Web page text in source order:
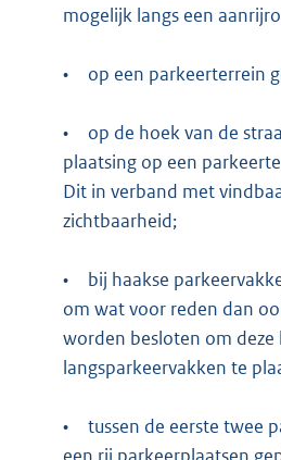
mogelijk langs een
• op een parkeerterrein
•
op de hoek van de
plaatsing op een
Dit in verband met
zichtbaarheid;
•
bij haakse
om wat voor reden dan
worden besloten om deze
langsparkeervakken te
•
tussen de eerste twee